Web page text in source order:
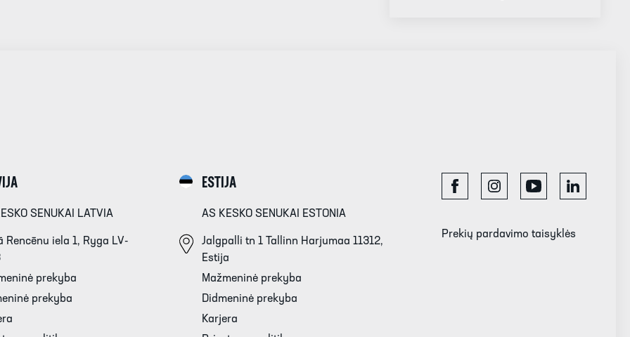
SENUKAI LATVIA
Rencēnu iela 1, Ryga LV-
prekyba
prekyba
ESTIJA
AS KESKO SENUKAI ESTONIA
Jalgpalli tn 1 Tallinn Harjumaa 11312,
Estija
Mažmeninė prekyba
Didmeninė prekyba
Karjera
Prekių pardavimo taisyklės